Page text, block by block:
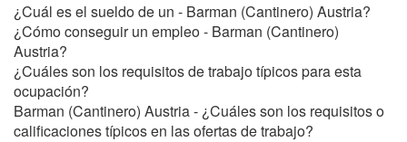
¿Cuál es el sueldo de un - Barman (Cantinero) Austria?
¿Cómo conseguir un empleo - Barman (Cantinero)
Austria?
¿Cuáles son los requisitos de trabajo típicos para esta
ocupación?
Barman (Cantinero) Austria - ¿Cuáles son los requisitos o
calificaciones típicos en las ofertas de trabajo?